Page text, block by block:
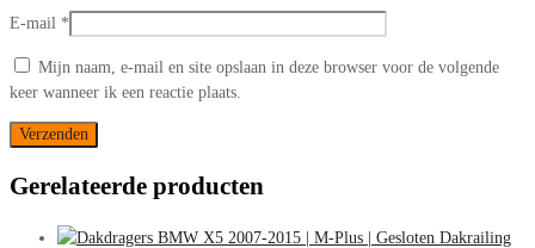
E-mail *
Mijn naam, e-mail en site opslaan in deze browser voor de volgende
keer wanneer ik een reactie plaats.
Gerelateerde producten